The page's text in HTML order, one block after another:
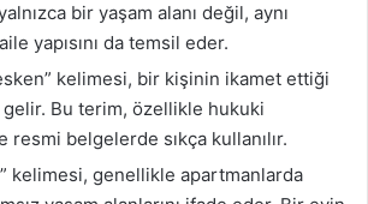
bir yaşam alanı değil, aynı
yapısını da temsil eder.
kelimesi, bir kişinin ikamet ettiği
gelir. Bu terim, özellikle hukuki
resmi belgelerde sıkça kullanılır.
kelimesi, genellikle apartmanlarda